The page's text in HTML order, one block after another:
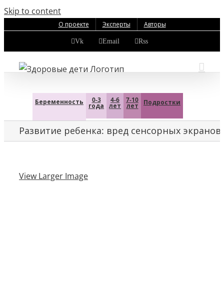
Skip to content
О проекте Эксперты Авторы
Vk Email Rss
Беременность 0-3
года
4-6
лет
7-10
лет Подростки
Развитие ребенка: вред сенсорных экранов
View Larger Image